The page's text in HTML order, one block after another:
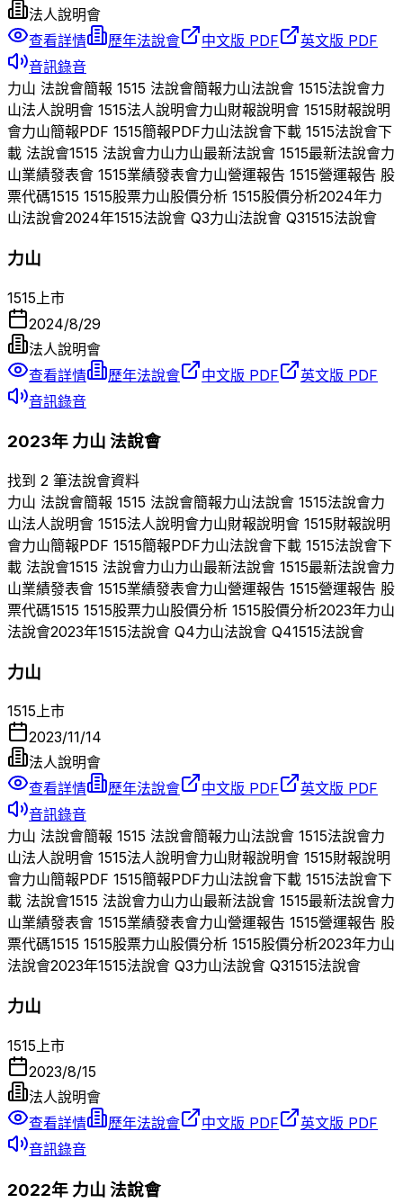
法人說明會
查看詳情
歷年法說會 中文版 PDF
英文版 PDF
音訊錄音
力山 法說會簡報 1515 法說會簡報力山法說會 1515法說會力
山法人說明會 1515法人說明會力山財報說明會 1515財報說明
會力山簡報PDF 1515簡報PDF力山法說會下載 1515法說會下
載 法說會1515 法說會力山力山最新法說會 1515最新法說會力
山業績發表會 1515業績發表會力山營運報告 1515營運報告 股
票代碼1515 1515股票力山股價分析 1515股價分析2024年力
山法說會2024年1515法說會 Q3力山法說會 Q31515法說會
力山
1515 上市
2024/8/29
法人說明會
查看詳情
歷年法說會 中文版 PDF
英文版 PDF
音訊錄音
2023年 力山 法說會
找到 2 筆法說會資料
力山 法說會簡報 1515 法說會簡報力山法說會 1515法說會力
山法人說明會 1515法人說明會力山財報說明會 1515財報說明
會力山簡報PDF 1515簡報PDF力山法說會下載 1515法說會下
載 法說會1515 法說會力山力山最新法說會 1515最新法說會力
山業績發表會 1515業績發表會力山營運報告 1515營運報告 股
票代碼1515 1515股票力山股價分析 1515股價分析2023年力山
法說會2023年1515法說會 Q4力山法說會 Q41515法說會
力山
1515上市
2023/11/14
法人說明會
查看詳情
歷年法說會 中文版 PDF
英文版 PDF
音訊錄音
力山 法說會簡報 1515 法說會簡報力山法說會 1515法說會力
山法人說明會 1515法人說明會力山財報說明會 1515財報說明
會力山簡報PDF 1515簡報PDF力山法說會下載 1515法說會下
載 法說會1515 法說會力山力山最新法說會 1515最新法說會力
山業績發表會 1515業績發表會力山營運報告 1515營運報告 股
票代碼1515 1515股票力山股價分析 1515股價分析2023年力山
法說會2023年1515法說會 Q3力山法說會 Q31515法說會
力山
1515 上市
2023/8/15
法人說明會
查看詳情
歷年法說會 中文版 PDF
英文版 PDF
音訊錄音
2022年 力山 法說會